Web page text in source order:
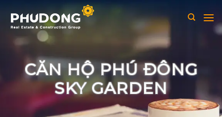
content
CĂN HỘ PHÚ ĐÔNG
SKY GARDEN